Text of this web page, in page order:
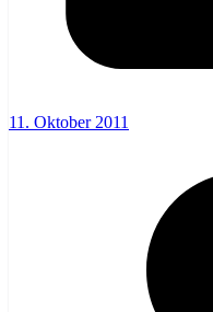
11. Oktober 2011